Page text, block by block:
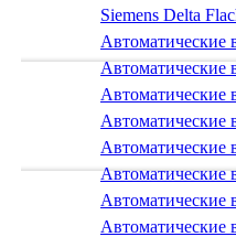
Siemens Delta
Автоматические
Автоматические
Автоматические
Автоматические
Автоматические
Автоматические
Автоматические
Автоматические